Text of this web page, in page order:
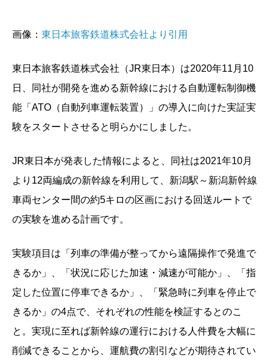
画像： 東日本旅客鉄道株式会社より引用
東日本旅客鉄道株式会社（JR東日本）は2020年11月10
日、同社が開発を進める新幹線における自動運転制御機
能「ATO（自動列車運転装置）」の導入に向けた実証実
験をスタートさせると明らかにしました。
JR東日本が発表した情報によると、同社は2021年10月
より12両編成の新幹線を利用して、新潟駅～新潟新幹線
車両センター間の約5キロの区画における回送ルートで
の実験を進める計画です。
実験項目は「列車の準備が整ってから遠隔操作で発進で
きるか」、「状況に応じた加速・減速が可能か」、「指
定した位置に停車できるか」、「緊急時に列車を停止で
きるか」の4点で、それぞれの性能を検証するとのこ
と。実現に至れば新幹線の運行における人件費を大幅に
削減できることから、運航費の割引などが期待されてい